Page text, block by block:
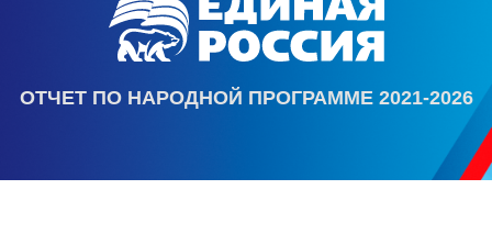
ОТЧЕТ ПО НАРОДНОЙ ПРОГРАММЕ 2021-2026